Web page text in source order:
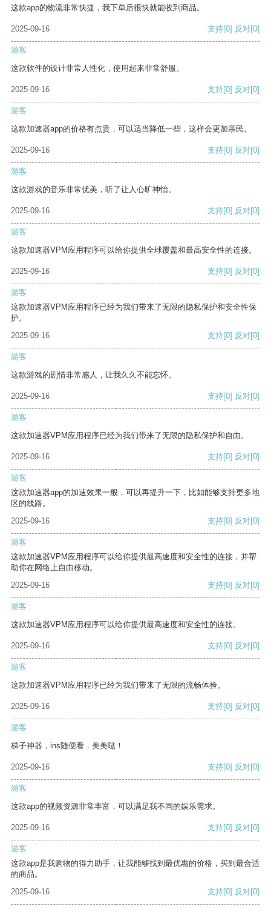
这款app的物流非常快捷，我下单后很快就能收到商品。
2025-09-16 支持[0] 反对[0]
游客
这款软件的设计非常人性化，使用起来非常舒服。
2025-09-16 支持[0] 反对[0]
游客
这款加速器app的价格有点贵，可以适当降低一些，这样会更加亲民。
2025-09-16 支持[0] 反对[0]
游客
这款游戏的音乐非常优美，听了让人心旷神怡。
2025-09-16 支持[0] 反对[0]
游客
这款加速器VPM应用程序可以给你提供全球覆盖和最高安全性的连接。
2025-09-16 支持[0] 反对[0]
游客
这款加速器VPM应用程序已经为我们带来了无限的隐私保护和安全性保
护。
2025-09-16
支持[0] 反对[0]
游客
这款游戏的剧情非常感人，让我久久不能忘怀。
2025-09-16 支持[0] 反对[0]
游客
这款加速器VPM应用程序已经为我们带来了无限的隐私保护和自由。
2025-09-16 支持[0] 反对[0]
游客
这款加速器app的加速效果一般，可以再提升一下，比如能够支持更多地
区的线路。
2025-09-16
支持[0] 反对[0]
游客
这款加速器VPM应用程序可以给你提供最高速度和安全性的连接，并帮
助你在网络上自由移动。
2025-09-16
支持[0] 反对[0]
游客
这款加速器VPM应用程序可以给你提供最高速度和安全性的连接。
2025-09-16 支持[0] 反对[0]
游客
这款加速器VPM应用程序已经为我们带来了无限的流畅体验。
2025-09-16 支持[0] 反对[0]
游客
梯子神器，ins随便看，美美哒！
2025-09-16 支持[0] 反对[0]
游客
这款app的视频资源非常丰富，可以满足我不同的娱乐需求。
2025-09-16 支持[0] 反对[0]
游客
这款app是我购物的得力助手，让我能够找到最优惠的价格，买到最合适
的商品。
2025-09-16
支持[0] 反对[0]